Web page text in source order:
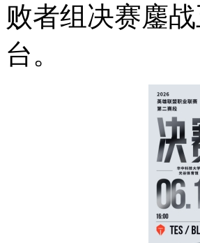
败者组决赛鏖
台。